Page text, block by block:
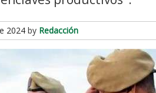
2024 by Redacción